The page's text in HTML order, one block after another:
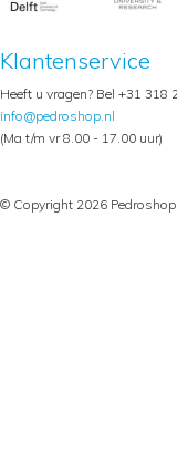
Klantenservice
Heeft u vragen? Bel +31
info@pedroshop.nl
(Ma t/m vr 8.00 - 17.00 uur)
© Copyright 2026 Pedroshop